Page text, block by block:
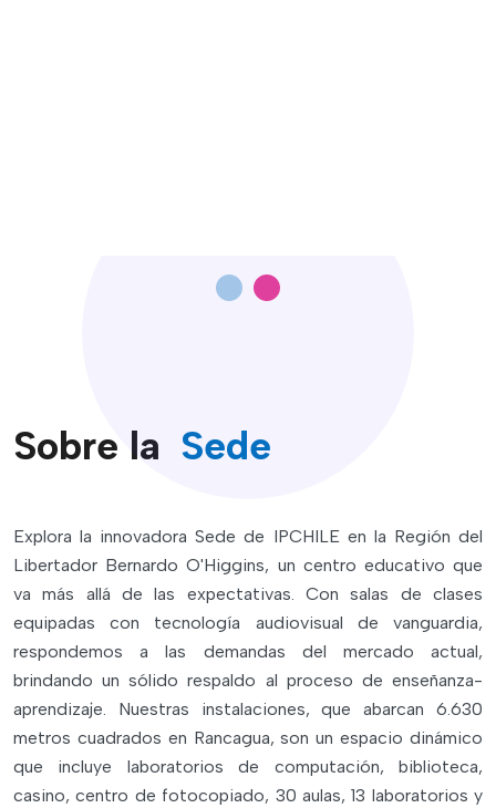
Sobre la Sede
Explora la innovadora Sede de IPCHILE en la Región del
Libertador Bernardo O'Higgins, un centro educativo que
va más allá de las expectativas. Con salas de clases
equipadas con tecnología audiovisual de vanguardia,
respondemos a las demandas del mercado actual,
brindando un sólido respaldo al proceso de enseñanza-
aprendizaje. Nuestras instalaciones, que abarcan 6.630
metros cuadrados en Rancagua, son un espacio dinámico
que incluye laboratorios de computación, biblioteca,
casino, centro de fotocopiado, 30 aulas, 13 laboratorios y